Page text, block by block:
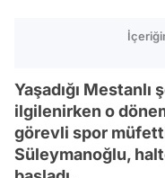
Yaşadığı
ilgilenirken o
görevli spor
Süleymanoğlu,